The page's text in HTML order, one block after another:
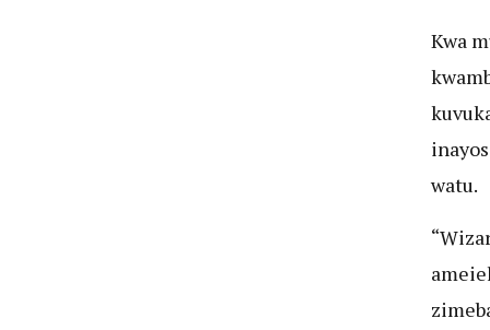
Kwa
watu.